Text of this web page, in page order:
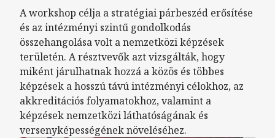
A workshop célja a stratégiai párbeszéd erősítése
és az intézményi szintű gondolkodás
összehangolása volt a nemzetközi képzések
területén. A résztvevők azt vizsgálták, hogy
miként járulhatnak hozzá a közös és többes
képzések a hosszú távú intézményi célokhoz, az
akkreditációs folyamatokhoz, valamint a
képzések nemzetközi láthatóságának és
versenyképességének növeléséhez.